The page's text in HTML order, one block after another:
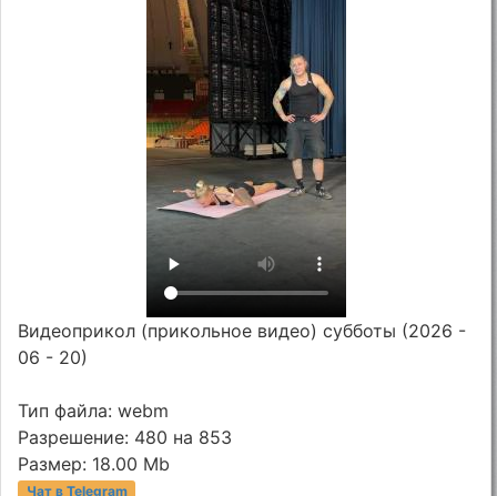
Видеоприкол (прикольное видео) субботы (2026 -
06 - 20)
Тип файла: webm
Разрешение: 480 на 853
Размер: 18.00 Mb
Чат в Telegram